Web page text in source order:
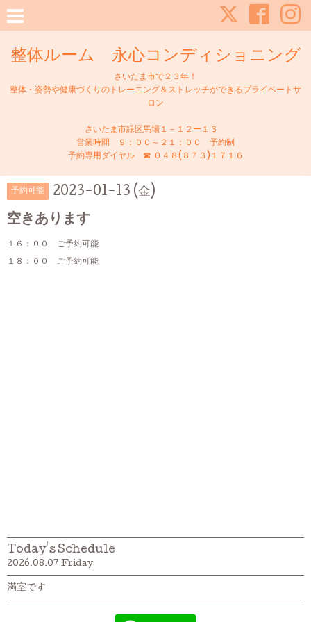
整体ルーム 永心コンディショニング
さいたま市で２３年！
整体・姿勢や健康づくりのトレーニング＆ストレッチができるプライベートサ
ロン
さいたま市緑区馬場１－１２ー１３
営業時間 ９：００～２１：００ 予約制
予約専用ダイヤル ☎ ０４８(８７３)１７１６
予約可能 2023-01-13 (金)
空きあります
１６：００ ご予約可能
１８：００ ご予約可能
Today's Schedule
2026.08.07 Friday
満室です